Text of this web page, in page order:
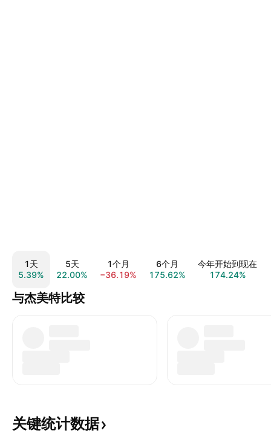
1天
5.39%
5天
22.00%
1个月
−36.19%
6个月
175.62%
今年开始到现在
174.24%
与杰美特比较
关键统计数据